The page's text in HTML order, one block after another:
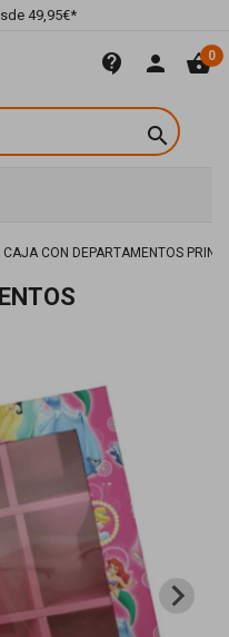
49,95€*
contact_support person shopping_basket0

CAJA CON DEPARTAMENTOS